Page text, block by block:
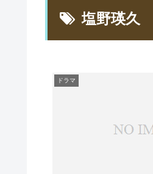
塩野瑛久
ドラマ